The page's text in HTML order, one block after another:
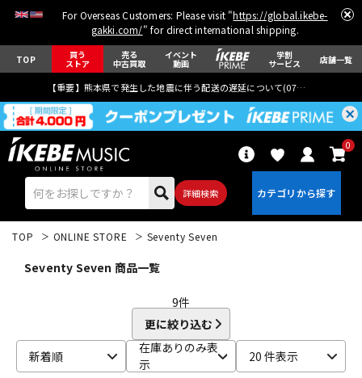
For Overseas Customers: Please visit "https://global.ikebe-
gakki.com/" for direct international shipping.
TOP 買う
ストア
売る
中古買取
イベント
動画
学割
サービス 店舗一覧
【重要】熊本県で発生した地震に伴う配送の遅延について(07月29日
詳細検索
0
TOP ONLINE STORE Seventy Seven
Seventy Seven 商品一覧
9件
更に絞り込む
新着順
在庫ありのみ表
示
20 件表示